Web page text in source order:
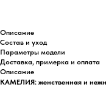
Описание
Состав и уход
Параметры модели
Доставка, примерка и оплата
Описание
КАМЕЛИЯ: женственная и